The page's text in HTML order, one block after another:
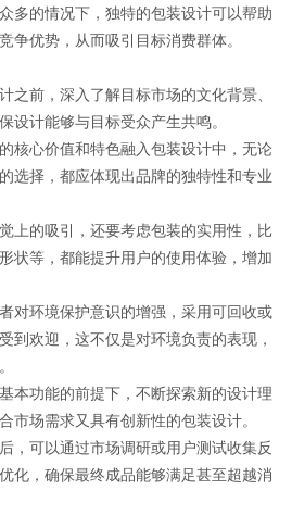
的情况下，独特的包装设计可以帮助
争优势，从而吸引目标消费群体。
前，深入了解目标市场的文化背景、
设计能够与目标受众产生共鸣。
心价值和特色融入包装设计中，无论
选择，都应体现出品牌的独特性和专业
的吸引，还要考虑包装的实用性，比
状等，都能提升用户的使用体验，增加
环境保护意识的增强，采用可回收或
到欢迎，这不仅是对环境负责的表现，
功能的前提下，不断探索新的设计理
市场需求又具有创新性的包装设计。
可以通过市场调研或用户测试收集反
化，确保最终成品能够满足甚至超越消